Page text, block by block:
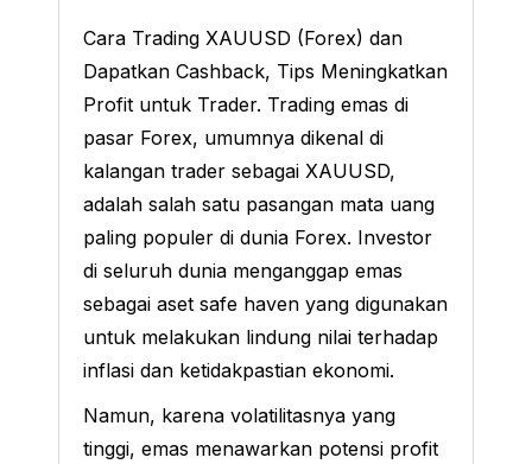
Cara Trading XAUUSD (Forex) dan
Dapatkan Cashback, Tips Meningkatkan
Profit untuk Trader. Trading emas di
pasar Forex, umumnya dikenal di
kalangan trader sebagai XAUUSD,
adalah salah satu pasangan mata uang
paling populer di dunia Forex. Investor
di seluruh dunia menganggap emas
sebagai aset safe haven yang digunakan
untuk melakukan lindung nilai terhadap
inflasi dan ketidakpastian ekonomi.
Namun, karena volatilitasnya yang
tinggi, emas menawarkan potensi profit